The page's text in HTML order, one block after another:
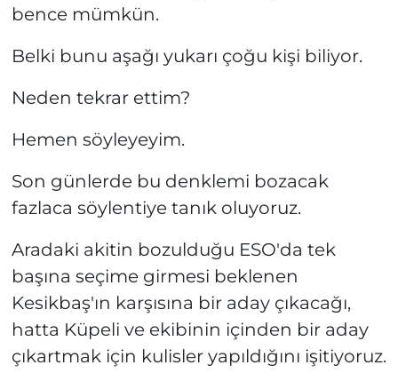
bence mümkün.
Belki bunu aşağı yukarı çoğu kişi biliyor.
Neden tekrar ettim?
Hemen söyleyeyim.
Son günlerde bu denklemi bozacak
fazlaca söylentiye tanık oluyoruz.
Aradaki akitin bozulduğu ESO'da tek
başına seçime girmesi beklenen
Kesikbaş'ın karşısına bir aday çıkacağı,
hatta Küpeli ve ekibinin içinden bir aday
çıkartmak için kulisler yapıldığını işitiyoruz.